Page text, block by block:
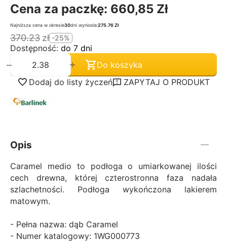
Cena za paczkę: 660,85 Zł
Najniższa cena w okresie30dni wyniosła:275.76 Zł
370.23 zł -25%
Dostępność: do 7 dni
+
−
Do koszyka
Dodaj do listy życzeń
ZAPYTAJ O PRODUKT
Opis
Caramel medio to podłoga o umiarkowanej ilości
cech drewna, której czterostronna faza nadała
szlachetności. Podłoga wykończona lakierem
matowym.
- Pełna nazwa: dąb Caramel
- Numer katalogowy: 1WG000773